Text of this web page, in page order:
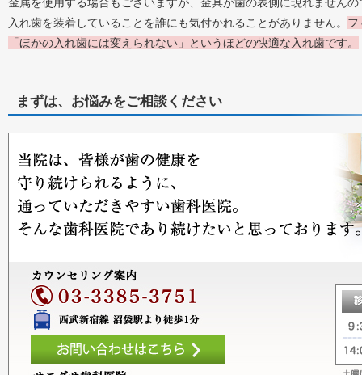
入れ歯を装着していることを誰にも気付かれることがありません。 フ
「ほかの入れ歯には変えられない」というほどの快適な入れ歯です。
まずは、お悩みをご相談ください